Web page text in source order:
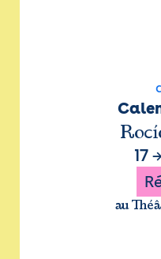
17→
au